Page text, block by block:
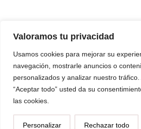
Valoramos tu privacidad
Usamos cookies para mejorar su
navegación, mostrarle anuncios o
personalizados y analizar nuestro tráfico.
“Aceptar todo” usted da su
las cookies.
Personalizar Rechazar todo